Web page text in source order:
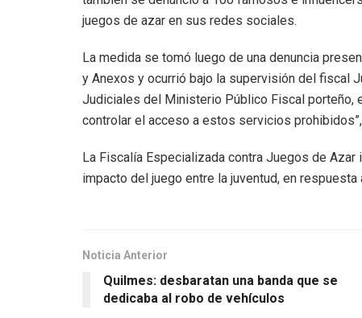
juegos de azar en sus redes sociales.
La medida se tomó luego de una denuncia
y Anexos y ocurrió bajo la supervisión del fiscal
Judiciales del Ministerio Público Fiscal porteño,
controlar el acceso a estos servicios
La Fiscalía Especializada contra Juegos de
impacto del juego entre la juventud, en
Noticia Anterior
Quilmes: desbaratan una banda que se
dedicaba al robo de vehículos